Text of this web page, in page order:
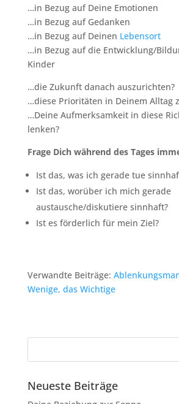
…in Bezug auf Deine Emotionen
…in Bezug auf Gedanken
…in Bezug auf Deinen Lebensort
…in Bezug auf die Entwicklung/
Kinder
…die Zukunft danach auszurichten?
…diese Prioritäten in Deinem Alltag
…Deine Aufmerksamkeit in diese
lenken?
Frage Dich während des Tages
Ist das, was ich gerade tue
Ist das, worüber ich mich gerade
austausche/diskutiere sinnhaft?
Ist es förderlich für mein Ziel?
Verwandte Beiträge:
Wenige, das Wichtige
Neueste Beiträge